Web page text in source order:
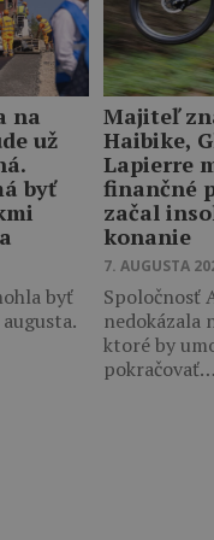
na
už
byť
byť
Majiteľ
Haibike,
Lapierre
finančné
začal
konanie
7. AUGUSTA
Spoločnosť
nedokázala
ktoré by
pokračovať…